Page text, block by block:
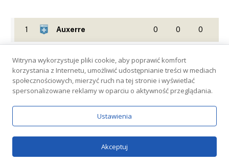
1 Auxerre 0 0 0
3 AS Monaco 0 0
5 Lorient 0 0 0
Witryna wykorzystuje pliki cookie, aby poprawić komfort
korzystania z Internetu, umożliwić udostępnianie treści w mediach
społecznościowych, mierzyć ruch na tej stronie i wyświetlać
spersonalizowane reklamy w oparciu o aktywność przeglądania.
Ustawienia
Akceptuj